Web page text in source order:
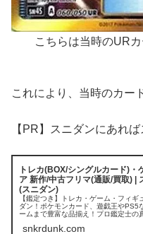
こちらは当時のURカ
これにより、当時のカ
【PR】スニダンにあれ
トレカ(BOX/シングルカード)・
ア 新作/中古フリマ(通販/買取) |
(スニダン)
【鑑定つき】トレカ・ゲーム・フィギ
ダン！ポケモンカード、遊戯王やPS5
ームまで豊富な品揃え！プロ鑑定士の
snkrdunk.com